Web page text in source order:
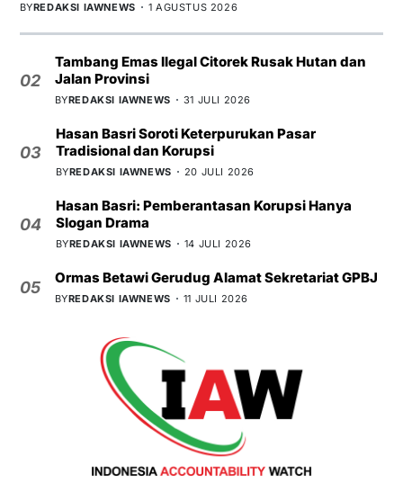
BYREDAKSI IAWNEWS 1 AGUSTUS 2026
02
Tambang Emas Ilegal Citorek Rusak Hutan dan
Jalan Provinsi
BYREDAKSI IAWNEWS 31 JULI 2026
03
Hasan Basri Soroti Keterpurukan Pasar
Tradisional dan Korupsi
BYREDAKSI IAWNEWS 20 JULI 2026
04
Hasan Basri: Pemberantasan Korupsi Hanya
Slogan Drama
BYREDAKSI IAWNEWS 14 JULI 2026
05
Ormas Betawi Gerudug Alamat Sekretariat GPBJ
BYREDAKSI IAWNEWS 11 JULI 2026